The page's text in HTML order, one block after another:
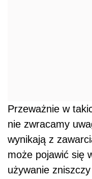
Przeważnie w
nie zwracamy
wynikają z
może pojawić się
używanie